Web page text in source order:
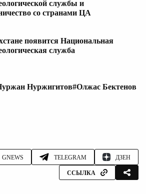
службы и
со странами ЦА
появится Национальная
служба
Нуржигитов#Олжас Бектенов
GNEWS TELEGRAM ДЗЕН
ССЫЛКА